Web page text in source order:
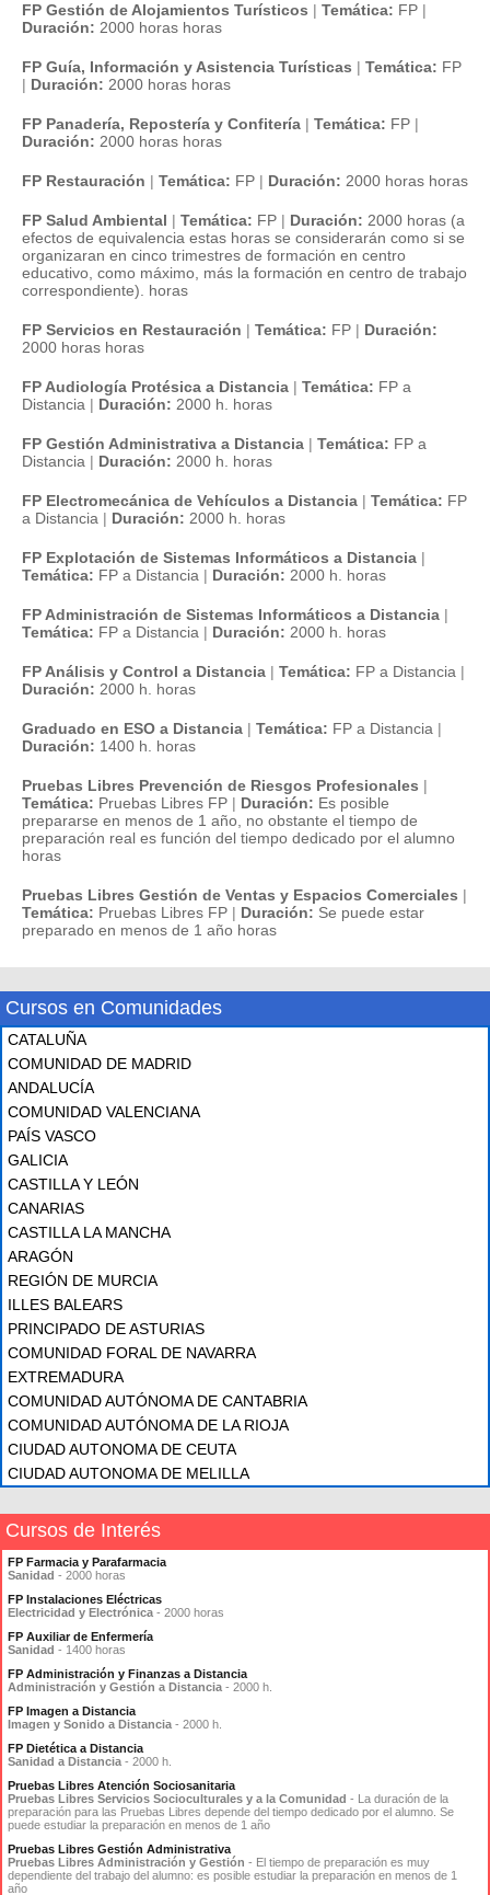
FP Gestión de Alojamientos Turísticos | Temática: FP |
Duración: 2000 horas horas
FP Guía, Información y Asistencia Turísticas | Temática: FP
| Duración: 2000 horas horas
FP Panadería, Repostería y Confitería | Temática: FP |
Duración: 2000 horas horas
FP Restauración | Temática: FP | Duración: 2000 horas horas
FP Salud Ambiental | Temática: FP | Duración: 2000 horas (a
efectos de equivalencia estas horas se considerarán como si se
organizaran en cinco trimestres de formación en centro
educativo, como máximo, más la formación en centro de trabajo
correspondiente). horas
FP Servicios en Restauración | Temática: FP | Duración:
2000 horas horas
FP Audiología Protésica a Distancia | Temática: FP a
Distancia | Duración: 2000 h. horas
FP Gestión Administrativa a Distancia | Temática: FP a
Distancia | Duración: 2000 h. horas
FP Electromecánica de Vehículos a Distancia | Temática: FP
a Distancia | Duración: 2000 h. horas
FP Explotación de Sistemas Informáticos a Distancia |
Temática: FP a Distancia | Duración: 2000 h. horas
FP Administración de Sistemas Informáticos a Distancia |
Temática: FP a Distancia | Duración: 2000 h. horas
FP Análisis y Control a Distancia | Temática: FP a Distancia |
Duración: 2000 h. horas
Graduado en ESO a Distancia | Temática: FP a Distancia |
Duración: 1400 h. horas
Pruebas Libres Prevención de Riesgos Profesionales |
Temática: Pruebas Libres FP | Duración: Es posible
prepararse en menos de 1 año, no obstante el tiempo de
preparación real es función del tiempo dedicado por el alumno
horas
Pruebas Libres Gestión de Ventas y Espacios Comerciales |
Temática: Pruebas Libres FP | Duración: Se puede estar
preparado en menos de 1 año horas
Cursos en Comunidades
CATALUÑA
COMUNIDAD DE MADRID
ANDALUCÍA
COMUNIDAD VALENCIANA
PAÍS VASCO
GALICIA
CASTILLA Y LEÓN
CANARIAS
CASTILLA LA MANCHA
ARAGÓN
REGIÓN DE MURCIA
ILLES BALEARS
PRINCIPADO DE ASTURIAS
COMUNIDAD FORAL DE NAVARRA
EXTREMADURA
COMUNIDAD AUTÓNOMA DE CANTABRIA
COMUNIDAD AUTÓNOMA DE LA RIOJA
CIUDAD AUTONOMA DE CEUTA
CIUDAD AUTONOMA DE MELILLA
Cursos de Interés
FP Farmacia y Parafarmacia
Sanidad - 2000 horas
FP Instalaciones Eléctricas
Electricidad y Electrónica - 2000 horas
FP Auxiliar de Enfermería
Sanidad - 1400 horas
FP Administración y Finanzas a Distancia
Administración y Gestión a Distancia - 2000 h.
FP Imagen a Distancia
Imagen y Sonido a Distancia - 2000 h.
FP Dietética a Distancia
Sanidad a Distancia - 2000 h.
Pruebas Libres Atención Sociosanitaria
Pruebas Libres Servicios Socioculturales y a la Comunidad - La duración de la
preparación para las Pruebas Libres depende del tiempo dedicado por el alumno. Se
puede estudiar la preparación en menos de 1 año
Pruebas Libres Gestión Administrativa
Pruebas Libres Administración y Gestión - El tiempo de preparación es muy
dependiente del trabajo del alumno: es posible estudiar la preparación en menos de 1
año